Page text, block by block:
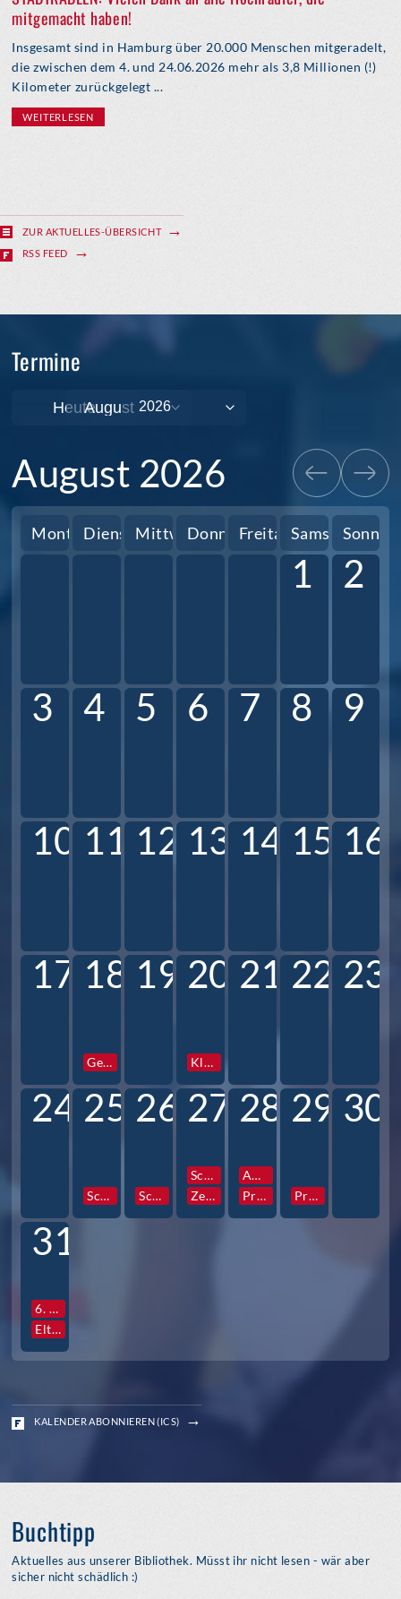
mitgemacht haben!
Insgesamt sind in Hamburg über 20.000 Menschen mitgeradelt,
die zwischen dem 4. und 24.06.2026 mehr als 3,8 Millionen (!)
Kilometer zurückgelegt ...
WEITERLESEN
ZUR AKTUELLES-ÜBERSICHT
RSS FEED
Termine
Heute
August 2026
MontagDienstagMittwochDonnerstag
FreitagSamstag
1 2
3 4 5 6 7 8 9
10 11 12 13 14 15 16
17 18
Gesamtkonferenz
19 20
Klassen und Profilstunden
21 22 23
24 25
Schulfotograf
26
Schulfotograf
27
Schulfotograf
Zentrale Info- und Elternabende 6
28
AG Vorstellung
Prefects Reise
29
Prefects Reise
30
31
6. Std. Vollversammlung Jg. S3
Elternabende S3
KALENDER ABONNIEREN (ICS)
Buchtipp
Aktuelles aus unserer Bibliothek. Müsst ihr nicht lesen - wär aber
sicher nicht schädlich :)